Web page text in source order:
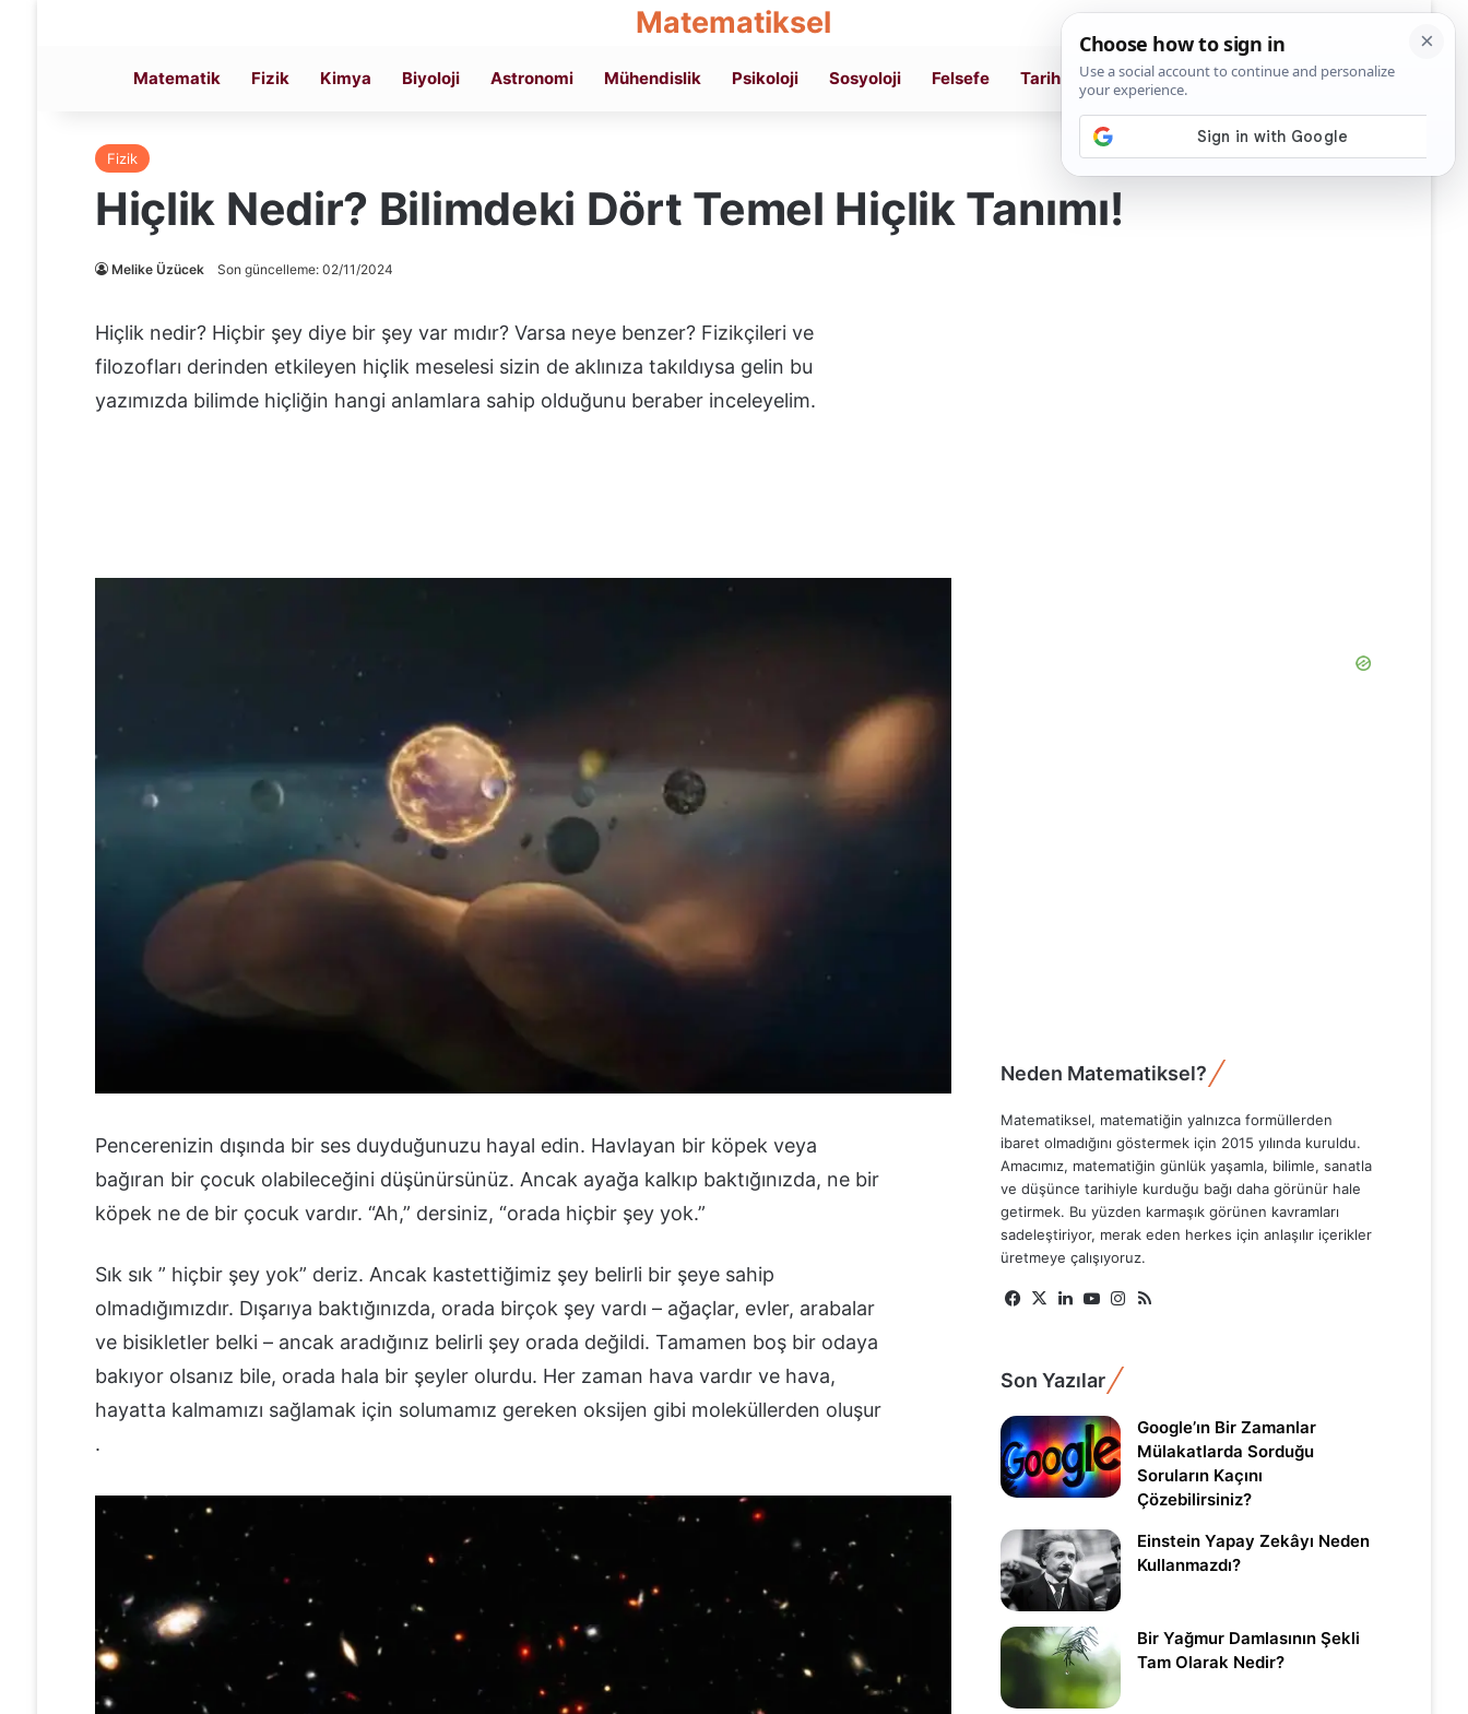
Matematiksel
Matematik Fizik Kimya Biyoloji Astronomi Mühendislik Psikoloji Sosyoloji Felsefe Tarih Ara
Fizik
Hiçlik Nedir? Bilimdeki Dört Temel Hiçlik Tanımı!
Melike Üzücek Son güncelleme: 02/11/2024
Hiçlik nedir? Hiçbir şey diye bir şey var mıdır? Varsa neye benzer? Fizikçileri ve
filozofları derinden etkileyen hiçlik meselesi sizin de aklınıza takıldıysa gelin bu
yazımızda bilimde hiçliğin hangi anlamlara sahip olduğunu beraber inceleyelim.
Pencerenizin dışında bir ses duyduğunuzu hayal edin. Havlayan bir köpek veya
bağıran bir çocuk olabileceğini düşünürsünüz. Ancak ayağa kalkıp baktığınızda, ne bir
köpek ne de bir çocuk vardır. “Ah,” dersiniz, “orada hiçbir şey yok.”
Sık sık ” hiçbir şey yok” deriz. Ancak kastettiğimiz şey belirli bir şeye sahip
olmadığımızdır. Dışarıya baktığınızda, orada birçok şey vardı – ağaçlar, evler, arabalar
ve bisikletler belki – ancak aradığınız belirli şey orada değildi. Tamamen boş bir odaya
bakıyor olsanız bile, orada hala bir şeyler olurdu. Her zaman hava vardır ve hava,
hayatta kalmamızı sağlamak için solumamız gereken oksijen gibi moleküllerden oluşur
.
Neden Matematiksel?
Matematiksel, matematiğin yalnızca formüllerden
ibaret olmadığını göstermek için 2015 yılında kuruldu.
Amacımız, matematiğin günlük yaşamla, bilimle, sanatla
ve düşünce tarihiyle kurduğu bağı daha görünür hale
getirmek. Bu yüzden karmaşık görünen kavramları
sadeleştiriyor, merak eden herkes için anlaşılır içerikler
üretmeye çalışıyoruz.
Facebook
X LinkedIn
YouTubeInstagram
Son Yazılar
Google’ın Bir Zamanlar
Mülakatlarda Sorduğu
Soruların Kaçını
Çözebilirsiniz?
Einstein Yapay Zekâyı Neden
Kullanmazdı?
Bir Yağmur Damlasının Şekli
Tam Olarak Nedir?